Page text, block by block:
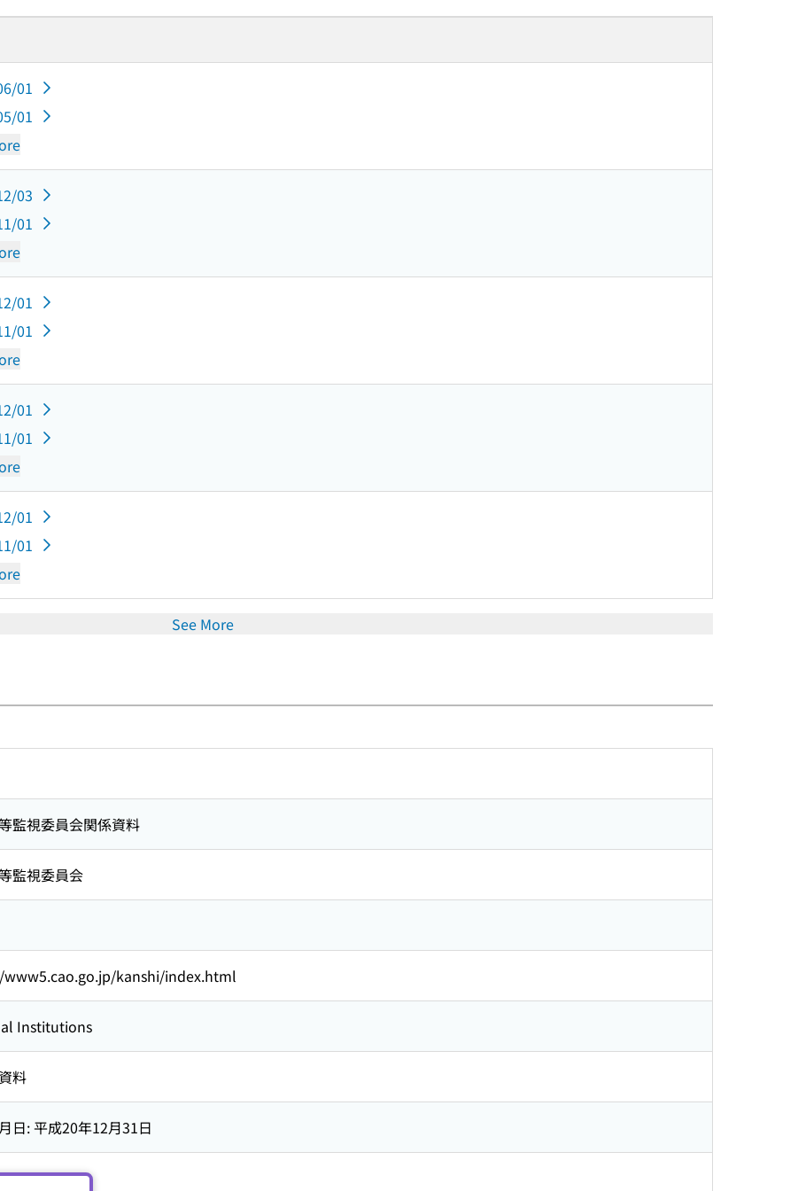
01
01
03
01
01
01
01
01
01
01
See More
監視委員会関係資料
監視委員会
kanshi/index.html
Institutions
料
日: 平成20年12月31日